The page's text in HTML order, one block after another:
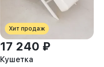
Хит продаж
17 240 ₽
Кушетка